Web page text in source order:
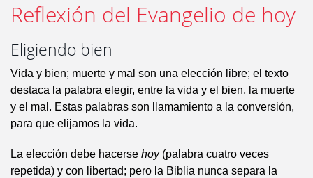
Reflexión del Evangelio de hoy
Eligiendo bien
Vida y bien; muerte y mal son una elección libre; el texto
destaca la palabra elegir, entre la vida y el bien, la muerte
y el mal. Estas palabras son llamamiento a la conversión,
para que elijamos la vida.
La elección debe hacerse hoy(palabra cuatro veces
repetida) y con libertad; pero la Biblia nunca separa la